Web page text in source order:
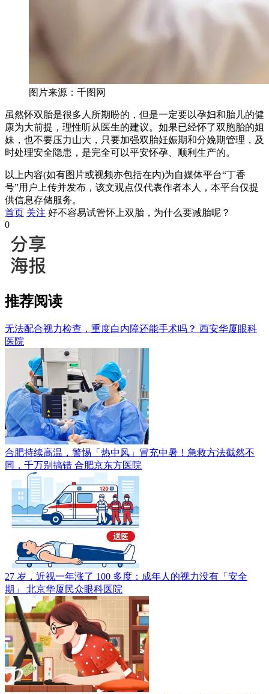
图片来源：千图网
虽然怀双胎是很多人所期盼的，但是一定要以孕妇和胎儿的健
康为大前提，理性听从医生的建议。如果已经怀了双胞胎的姐
妹，也不要压力山大，只要加强双胎妊娠期和分娩期管理，及
时处理安全隐患，是完全可以平安怀孕、顺利生产的。
以上内容(如有图片或视频亦包括在内)为自媒体平台“丁香
号”用户上传并发布，该文观点仅代表作者本人，本平台仅提
供信息存储服务。
首页 关注 好不容易试管怀上双胎，为什么要减胎呢？
0
推荐阅读
无法配合视力检查，重度白内障还能手术吗？ 西安华厦眼科
医院
合肥持续高温，警惕「热中风」冒充中暑！急救方法截然不
同，千万别搞错 合肥京东方医院
27 岁，近视一年涨了 100 多度：成年人的视力没有「安全
期」 北京华厦民众眼科医院